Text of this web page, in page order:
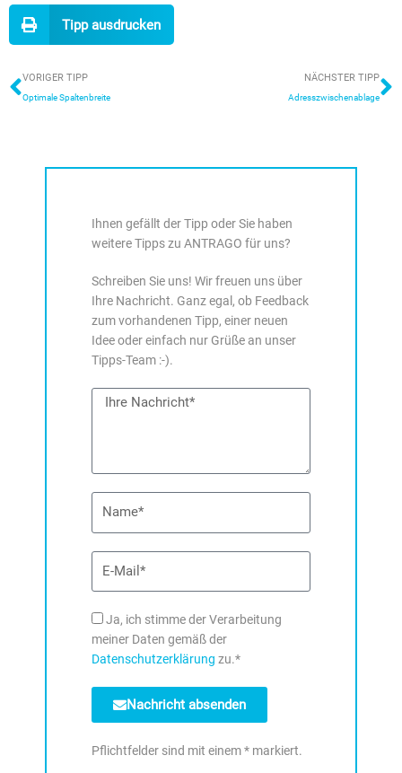
Tipp ausdrucken
Zurück
VORIGER TIPP
Optimale Spaltenbreite
NÄCHSTER TIPP
Adresszwischenablage
Ihnen gefällt der Tipp oder Sie haben
weitere Tipps zu ANTRAGO für uns?
Schreiben Sie uns! Wir freuen uns über
Ihre Nachricht. Ganz egal, ob Feedback
zum vorhandenen Tipp, einer neuen
Idee oder einfach nur Grüße an unser
Tipps-Team :-).
Nachricht
Mail
DSEJa, ich stimme der Verarbeitung
meiner Daten gemäß der
Datenschutzerklärung zu.*
Nachricht absenden
Pflichtfelder sind mit einem * markiert.